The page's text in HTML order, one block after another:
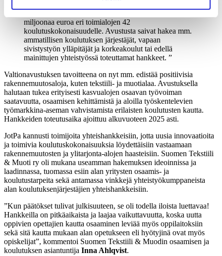
miljoonaa euroa eri toimialojen 42
koulutuskokonaisuudelle. Avustusta saivat hakea mm.
ammatillisen koulutuksen järjestäjät, vapaan
sivistystyön ylläpitäjät ja korkeakoulut tai edellä
mainittujen yhteistyössä toteuttamat hankkeet.
Valtionavustuksen tavoitteena on nyt mm. edistää positiivisia
rakennemuutosaloja, kuten tekstiili- ja muotialaa. Avustuksella
halutaan tukea erityisesti kasvualojen osaavan työvoiman
saatavuutta, osaamisen kehittämistä ja aloilla työskentelevien
työmarkkina-aseman vahvistamista erilaisten koulutusten kautta.
Hankkeiden toteutusaika ajoittuu alkuvuoteen 2025 asti.
JotPa kannusti toimijoita yhteishankkeisiin, jotta uusia innovaatioita
ja toimivia koulutuskokonaisuuksia löydettäisiin vastaamaan
rakennemuutosten ja ylitarjonta-alojen haasteisiin. Suomen Tekstiili
& Muoti ry oli mukana useamman hakemuksen ideoinnissa ja
laadinnassa, tuomassa esiin alan yritysten osaamis- ja
koulutustarpeita sekä antamassa vinkkejä yhteistyökumppaneista
alan koulutuksenjärjestäjien yhteishankkeisiin.
”Kun päätökset tulivat julkisuuteen, se oli todella iloista luettavaa!
Hankkeilla on pitkäaikaista ja laajaa vaikuttavuutta, koska uutta
oppivien opettajien kautta osaaminen leviää myös oppilaitoksiin
sekä sitä kautta mukaan alan opetukseen eli hyötyjinä ovat myös
opiskelijat”, kommentoi Suomen Tekstiili & Muodin osaamisen ja
koulutuksen asiantuntija Inna Ahlqvist.